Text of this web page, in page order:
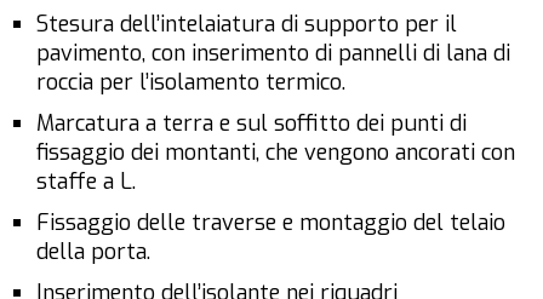
Stesura dell’intelaiatura di supporto per il
pavimento, con inserimento di pannelli di lana di
roccia per l’isolamento termico.
Marcatura a terra e sul soffitto dei punti di
fissaggio dei montanti, che vengono ancorati con
staffe a L.
Fissaggio delle traverse e montaggio del telaio
della porta.